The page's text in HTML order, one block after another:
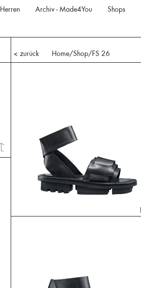
Herren Archiv - Made4You Shops
< zurück Home/Shop/FS 26